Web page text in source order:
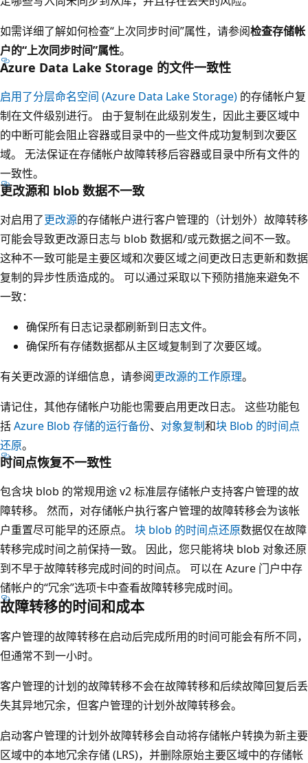
如需详细了解如何检查“上次同步时间”属性，请参阅检查存储帐
户的“上次同步时间”属性。
Azure Data Lake Storage 的文件一致性
启用了分层命名空间 (Azure Data Lake Storage) 的存储帐户复
制在文件级别进行。 由于复制在此级别发生，因此主要区域中
的中断可能会阻止容器或目录中的一些文件成功复制到次要区
域。 无法保证在存储帐户故障转移后容器或目录中所有文件的
一致性。
更改源和 blob 数据不一致
对启用了更改源的存储帐户进行客户管理的（计划外）故障转移
可能会导致更改源日志与 blob 数据和/或元数据之间不一致。
这种不一致可能是主要区域和次要区域之间更改日志更新和数据
复制的异步性质造成的。 可以通过采取以下预防措施来避免不
一致：
确保所有日志记录都刷新到日志文件。
确保所有存储数据都从主区域复制到了次要区域。
有关更改源的详细信息，请参阅更改源的工作原理。
请记住，其他存储帐户功能也需要启用更改日志。 这些功能包
括Azure Blob 存储的运行备份、 对象复制和块 Blob 的时间点
还原。
时间点恢复不一致性
包含块 blob 的常规用途 v2 标准层存储帐户支持客户管理的故
障转移。 然而，对存储帐户执行客户管理的故障转移会为该帐
户重置尽可能早的还原点。 块 blob 的时间点还原数据仅在故障
转移完成时间之前保持一致。 因此，您只能将块 blob 对象还原
到不早于故障转移完成时间的时间点。 可以在 Azure 门户中存
储帐户的“冗余”选项卡中查看故障转移完成时间。
故障转移的时间和成本
客户管理的故障转移在启动后完成所用的时间可能会有所不同，
但通常不到一小时。
客户管理的计划的故障转移不会在故障转移和后续故障回复后丢
失其异地冗余，但客户管理的计划外故障转移会。
启动客户管理的计划外故障转移会自动将存储帐户转换为新主要
区域中的本地冗余存储 (LRS)，并删除原始主要区域中的存储帐